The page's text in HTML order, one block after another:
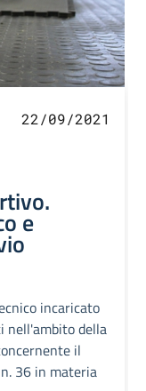
22/09/2021
e
incaricato
nell'ambito della
il
36 in materia